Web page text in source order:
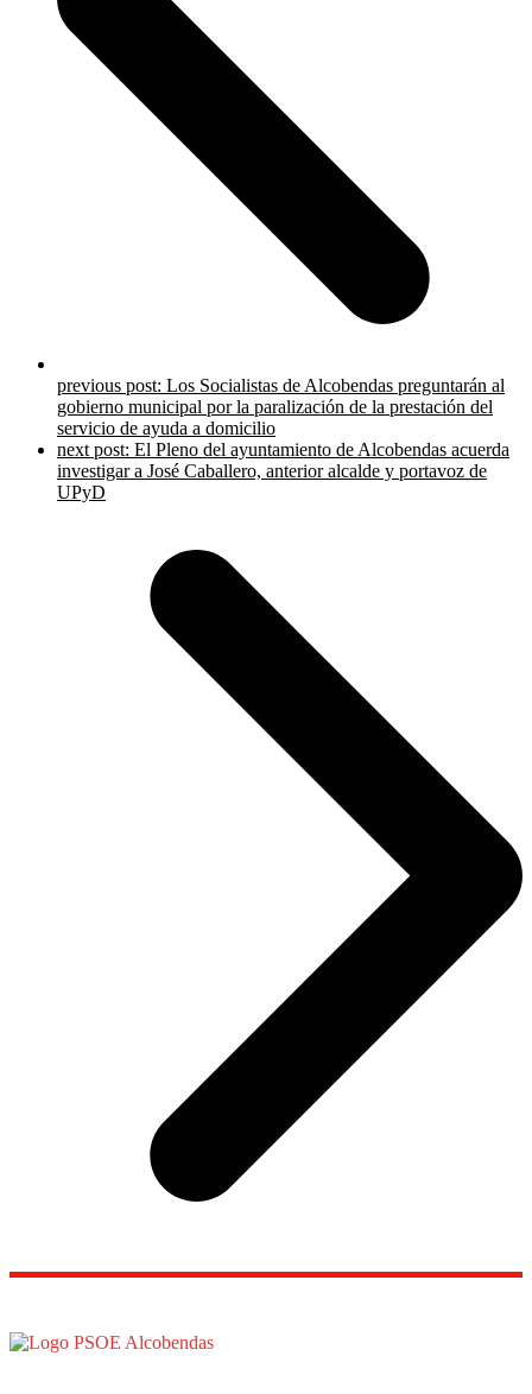
previous post: Los Socialistas de Alcobendas preguntarán al
gobierno municipal por la paralización de la prestación del
servicio de ayuda a domicilio
next post: El Pleno del ayuntamiento de Alcobendas acuerda
investigar a José Caballero, anterior alcalde y portavoz de
UPyD